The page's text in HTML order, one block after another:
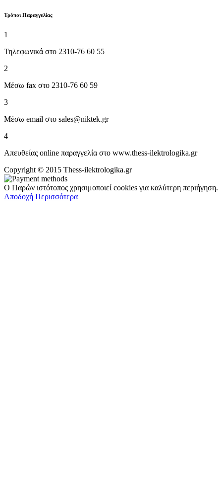
Tρόποι Παραγγελίας
1
Τηλεφωνικά στο 2310-76 60 55
2
Μέσω fax στο 2310-76 60 59
3
Μέσω email στο sales@niktek.gr
4
Απευθείας online παραγγελία στο www.thess-ilektrologika.gr
Copyright © 2015 Thess-ilektrologika.gr
Ο Παρών ιστότοπος χρησιμοποιεί cookies για καλύτερη περιήγηση.
Αποδοχή Περισσότερα